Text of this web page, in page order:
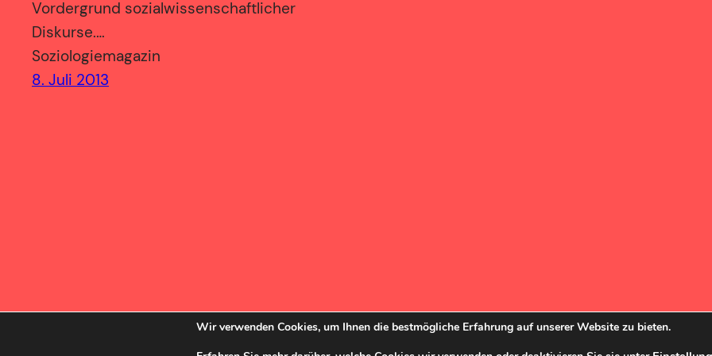
Vordergrund sozialwissenschaftlicher
Diskurse.…
Soziologiemagazin
8. Juli 2013
Wir verwenden Cookies, um Ihnen die bestmögliche Erfahrung auf unserer Website zu bieten.